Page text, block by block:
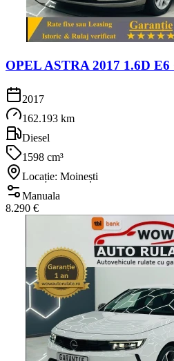
OPEL ASTRA 2017 1.6D
2017
162.193 km
Diesel
1598 cm³
Locație: Moinești
Manuala
8.290 €